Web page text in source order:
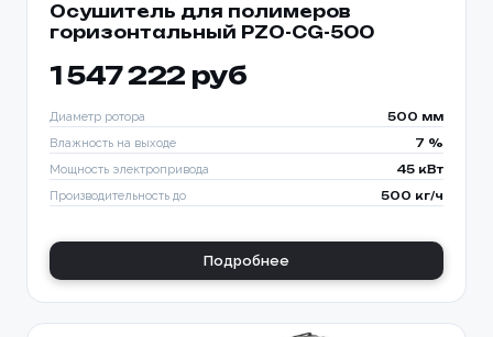
Осушитель для полимеров
горизонтальный PZO-CG-500
1 547 222 руб
Диаметр ротора 500 мм
Влажность на выходе 7 %
Мощность электропривода 45 кВт
Производительность до 500 кг/ч
Подробнее